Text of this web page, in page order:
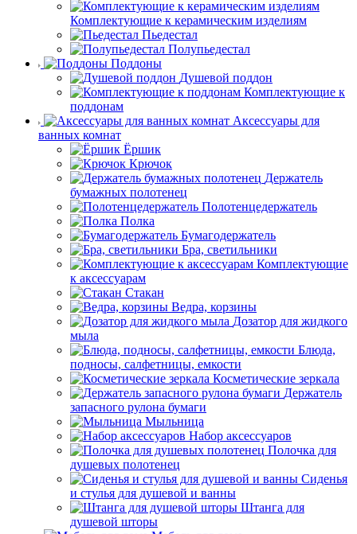
Комплектующие к керамическим изделиям
Пьедестал
Полупьедестал
Поддоны
Душевой поддон
Комплектующие к
поддонам
Аксессуары для
ванных комнат
Ёршик
Крючок
Держатель
бумажных полотенец
Полотенцедержатель
Полка
Бумагодержатель
Бра, светильники
Комплектующие
к аксессуарам
Стакан
Ведра, корзины
Дозатор для жидкого
мыла
Блюда,
подносы, салфетницы, емкости
Косметические зеркала
Держатель
запасного рулона бумаги
Мыльница
Набор аксессуаров
Полочка для
душевых полотенец
Сиденья
и стулья для душевой и ванны
Штанга для
душевой шторы